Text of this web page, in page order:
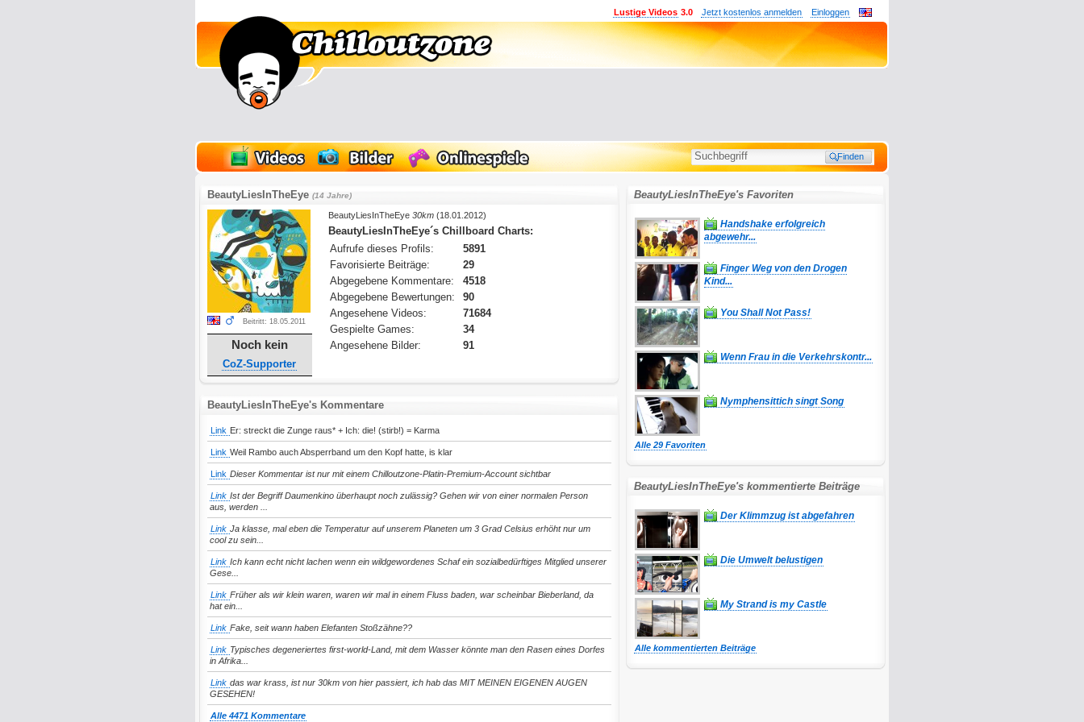
Einloggen
Jetzt kostenlos anmelden
Lustige Videos 3.0
BeautyLiesInTheEye (14 Jahre)
Beitritt: 18.05.2011
Noch kein
CoZ-Supporter
BeautyLiesInTheEye 30km(18.01.2012)
BeautyLiesInTheEye´s Chillboard Charts:
Aufrufe dieses Profils:
5891
Favorisierte Beiträge:
29
Abgegebene Kommentare:
4518
Abgegebene Bewertungen:
90
Angesehene Videos:
71684
Gespielte Games:
34
Angesehene Bilder:
91
BeautyLiesInTheEye's Kommentare
Link Er: streckt die Zunge raus* + Ich: die! (stirb!) = Karma
Link Weil Rambo auch Absperrband um den Kopf hatte, is klar
Link Dieser Kommentar ist nur mit einem Chilloutzone-Platin-Premium-Account sichtbar
Link Ist der Begriff Daumenkino überhaupt noch zulässig? Gehen wir von einer normalen Person
aus, werden ...
Link Ja klasse, mal eben die Temperatur auf unserem Planeten um 3 Grad Celsius erhöht nur um
cool zu sein...
Link Ich kann echt nicht lachen wenn ein wildgewordenes Schaf ein sozialbedürftiges Mitglied unserer
Gese...
Link Früher als wir klein waren, waren wir mal in einem Fluss baden, war scheinbar Bieberland, da
hat ein...
Link Fake, seit wann haben Elefanten Stoßzähne??
Link Typisches degeneriertes first-world-Land, mit dem Wasser könnte man den Rasen eines Dorfes
in Afrika...
Link das war krass, ist nur 30km von hier passiert, ich hab das MIT MEINEN EIGENEN AUGEN
GESEHEN!
Alle 4471 Kommentare
BeautyLiesInTheEye's Favoriten
Handshake erfolgreich
abgewehr...
Finger Weg von den Drogen
Kind...
You Shall Not Pass!
Wenn Frau in die Verkehrskontr...
Nymphensittich singt Song
Alle 29 Favoriten
BeautyLiesInTheEye's kommentierte Beiträge
Der Klimmzug ist abgefahren
Die Umwelt belustigen
My Strand is my Castle
Alle kommentierten Beiträge